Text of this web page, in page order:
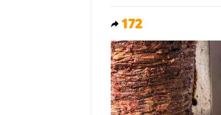
172